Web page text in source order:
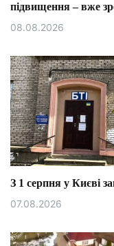
підвищення – вже
08.08.2026
З 1 серпня у Києві
07.08.2026